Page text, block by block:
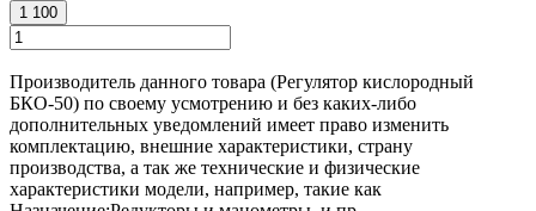
1 100
Производитель данного товара (Регулятор кислородный
БКО-50) по своему усмотрению и без каких-либо
дополнительных уведомлений имеет право изменить
комплектацию, внешние характеристики, страну
производства, а так же технические и физические
характеристики модели, например, такие как